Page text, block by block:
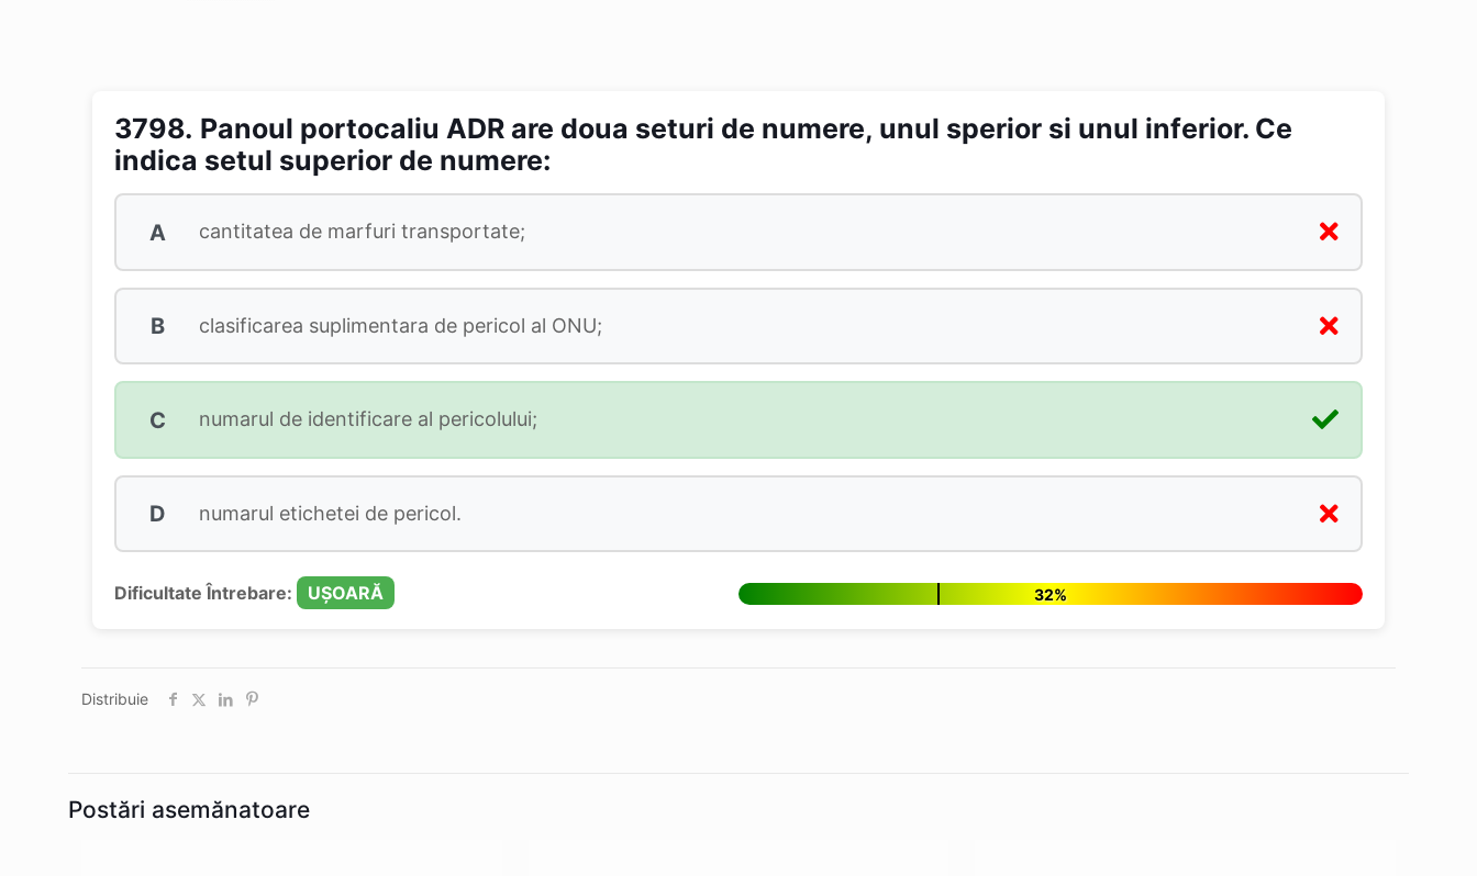
3798. Panoul portocaliu ADR are doua seturi de numere, unul sperior si unul inferior. Ce
indica setul superior de numere:
A cantitatea de marfuri transportate;
B clasificarea suplimentara de pericol al ONU;
C numarul de identificare al pericolului;
D numarul etichetei de pericol.
Dificultate Întrebare: UȘOARĂ 32%
Distribuie
Postări asemănatoare